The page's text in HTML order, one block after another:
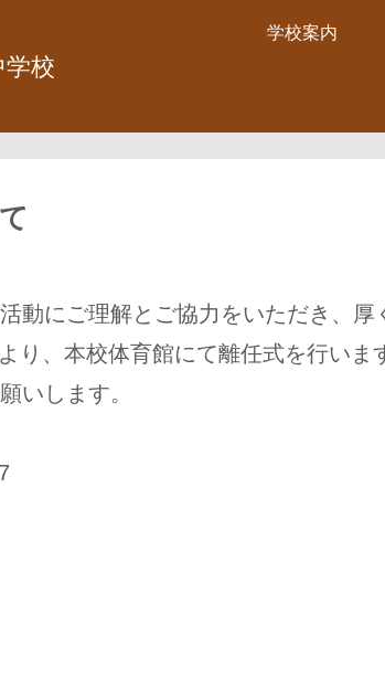
学校
学校案内
動にご理解とご協力をいただき、厚
り、本校体育館にて離任式を行い
いします。